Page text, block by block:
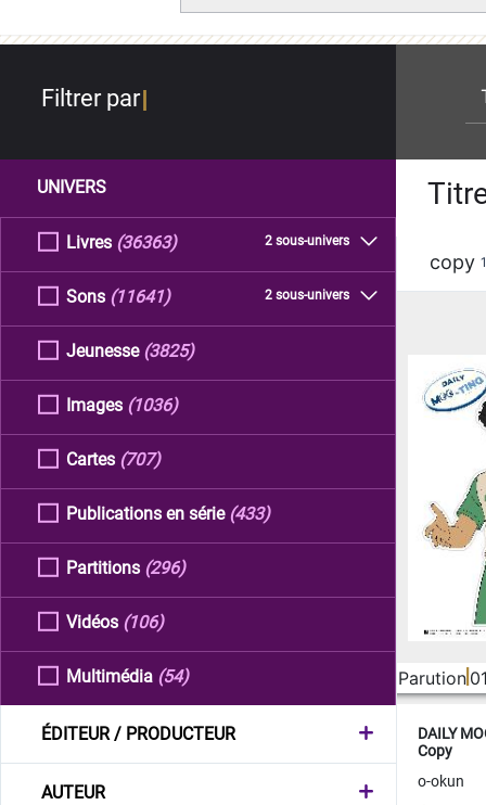
Filtrer par
UNIVERS
Livres 2 sous-univers
(36363)
Sons 2 sous-univers
(11641)
Jeunesse (3825)
Images (1036)
Cartes (707)
Publications en série (433)
Partitions (296)
Vidéos (106)
Multimédia (54)
ÉDITEUR / PRODUCTEUR
AUTEUR
copy
Parution
DAILY
Copy
o-okun